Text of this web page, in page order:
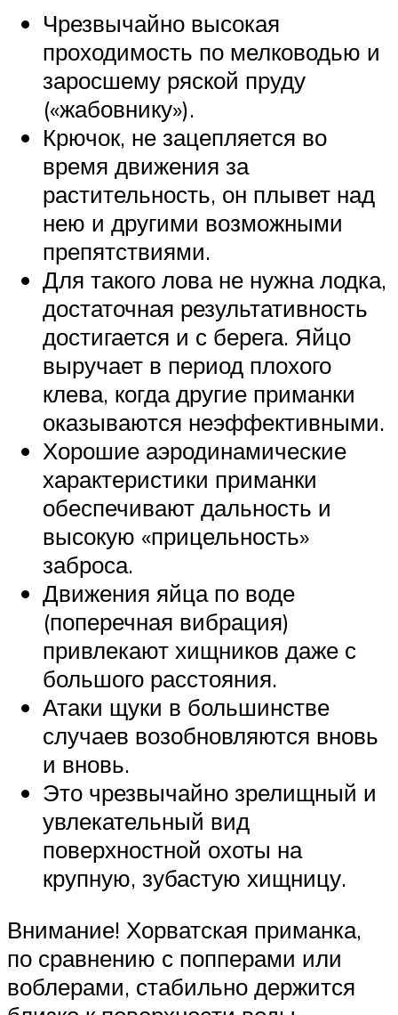
Чрезвычайно высокая
проходимость по мелководью и
заросшему ряской пруду
(«жабовнику»).
Крючок, не зацепляется во
время движения за
растительность, он плывет над
нею и другими возможными
препятствиями.
Для такого лова не нужна лодка,
достаточная результативность
достигается и с берега. Яйцо
выручает в период плохого
клева, когда другие приманки
оказываются неэффективными.
Хорошие аэродинамические
характеристики приманки
обеспечивают дальность и
высокую «прицельность»
заброса.
Движения яйца по воде
(поперечная вибрация)
привлекают хищников даже с
большого расстояния.
Атаки щуки в большинстве
случаев возобновляются вновь
и вновь.
Это чрезвычайно зрелищный и
увлекательный вид
поверхностной охоты на
крупную, зубастую хищницу.
Внимание! Хорватская приманка,
по сравнению с попперами или
воблерами, стабильно держится